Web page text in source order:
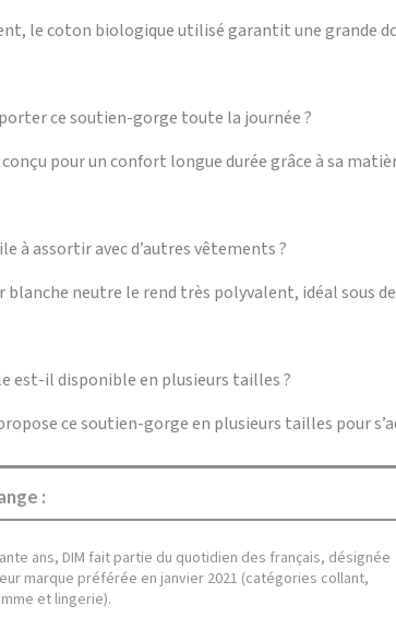
le coton biologique utilisé garantit une grande
ce soutien-gorge toute la journée ?
conçu pour un confort longue durée grâce à sa
à assortir avec d’autres vêtements ?
blanche neutre le rend très polyvalent, idéal sous
est-il disponible en plusieurs tailles ?
ce soutien-gorge en plusieurs tailles pour
:
ans, DIM fait partie du quotidien des français, désignée
marque préférée en janvier 2021 (catégories collant,
et lingerie).